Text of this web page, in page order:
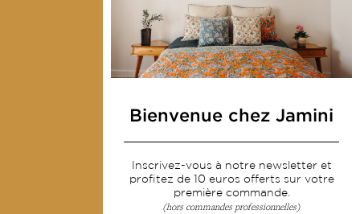
Déco & Linge de maison
Linge de table
Sacs & pochettes
Services
Livraison & retour
CGV
Bienvenue chez Jamini
Inscrivez-vous à notre newsletter et
profitez de 10 euros offerts sur votre
première commande.
(hors commandes professionnelles)